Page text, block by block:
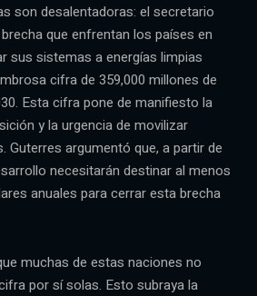
son desalentadoras: el secretario
que enfrentan los países en
sus sistemas a energías limpias
cifra de 359,000 millones de
Esta cifra pone de manifiesto la
y la urgencia de movilizar
Guterres argumentó que, a partir de
necesitarán destinar al menos
anuales para cerrar esta brecha
muchas de estas naciones no
por sí solas. Esto subraya la